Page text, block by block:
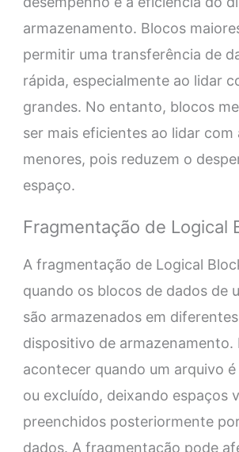
armazenamento. Blocos
permitir uma transferência de
rápida, especialmente ao lidar
grandes. No entanto, blocos
ser mais eficientes ao lidar com
menores, pois reduzem o
espaço.
Fragmentação de Logical
A fragmentação de Logical
quando os blocos de dados de
são armazenados em
dispositivo de armazenamento.
acontecer quando um arquivo
ou excluído, deixando espaços
preenchidos posteriormente
dados. A fragmentação pode